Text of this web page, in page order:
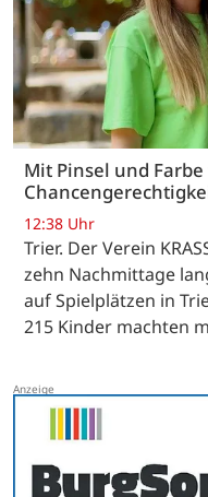
Mit Pinsel und
12:38 Uhr
Trier. Der Verein
zehn Nachmittage
auf Spielplätzen in
215 Kinder machten